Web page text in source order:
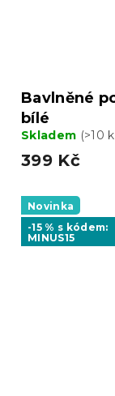
Bavlněné
bílé
Skladem (>10
399 Kč
Novinka
-15 % s kódem:
MINUS15